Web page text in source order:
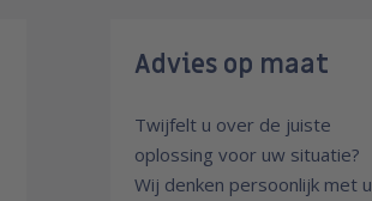
Advies op maat
Twijfelt u over de juiste
oplossing voor uw situatie?
Wij denken persoonlijk met u